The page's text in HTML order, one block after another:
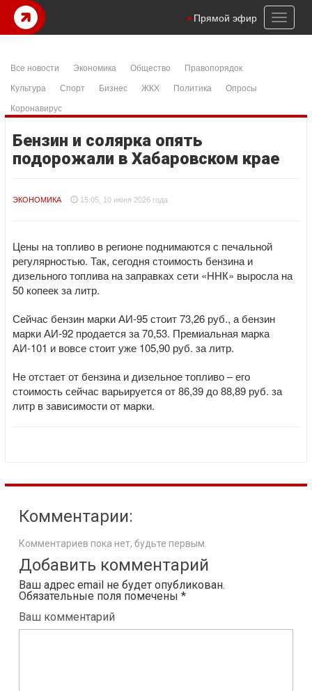
Toggle
Прямой эфир
Все новости Экономика Общество
Правопорядок
Культура
Спорт Бизнес ЖКХ Политика
Опросы
Коронавирус
Бензин и солярка опять
подорожали в Хабаровском крае
ЭКОНОМИКА 15:05, 10 июня 2026 года
Цены на топливо в регионе поднимаются с печальной
регулярностью. Так, сегодня стоимость бензина и
дизельного топлива на заправках сети «ННК» выросла на
50 копеек за литр.
Сейчас бензин марки АИ-95 стоит 73,26 руб., а бензин
марки АИ-92 продается за 70,53. Премиальная марка
АИ-101 и вовсе стоит уже 105,90 руб. за литр.
Не отстает от бензина и дизельное топливо – его
стоимость сейчас варьируется от 86,39 до 88,89 руб. за
литр в зависимости от марки.
Комментарии:
Комментариев пока нет, будьте первым.
Добавить комментарий
Ваш адрес email не будет опубликован.
Обязательные поля помечены *
Ваш комментарий